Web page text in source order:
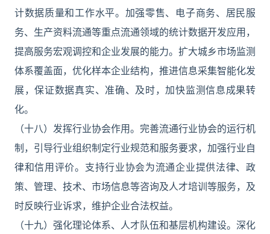
计数据质量和工作水平。加强零售、电子商务、居民服
务、生产资料流通等重点流通领域的统计数据开发应用，
提高服务宏观调控和企业发展的能力。扩大城乡市场监测
体系覆盖面，优化样本企业结构，推进信息采集智能化发
展，保证数据真实、准确、及时，加快监测信息成果转
化。
（十八）发挥行业协会作用。完善流通行业协会的运行机
制，引导行业组织制定行业规范和服务要求，加强行业自
律和信用评价。支持行业协会为流通企业提供法律、政
策、管理、技术、市场信息等咨询及人才培训等服务，及
时反映行业诉求，维护企业合法权益。
（十九）强化理论体系、人才队伍和基层机构建设。深化